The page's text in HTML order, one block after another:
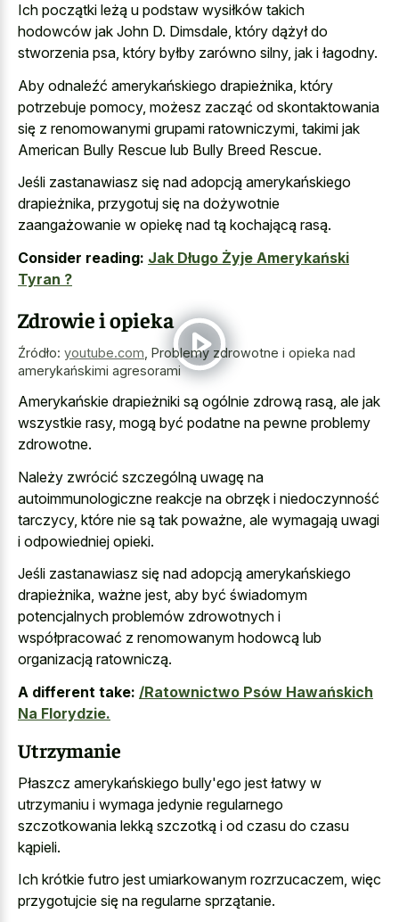
Ich początki leżą u podstaw wysiłków takich
hodowców jak John D. Dimsdale, który dążył do
stworzenia psa, który byłby zarówno silny, jak i łagodny.
Aby odnaleźć amerykańskiego drapieżnika, który
potrzebuje pomocy, możesz zacząć od skontaktowania
się z renomowanymi grupami ratowniczymi, takimi jak
American Bully Rescue lub Bully Breed Rescue.
Jeśli zastanawiasz się nad adopcją amerykańskiego
drapieżnika, przygotuj się na dożywotnie
zaangażowanie w opiekę nad tą kochającą rasą.
Consider reading: Jak Długo Żyje Amerykański
Tyran ?
Zdrowie i opieka
Źródło: youtube.com Problemy zdrowotne i opieka nad
amerykańskimi agresorami
Amerykańskie drapieżniki są ogólnie zdrową rasą, ale jak
wszystkie rasy, mogą być podatne na pewne problemy
zdrowotne.
Należy zwrócić szczególną uwagę na
autoimmunologiczne reakcje na obrzęk i niedoczynność
tarczycy, które nie są tak poważne, ale wymagają uwagi
i odpowiedniej opieki.
Jeśli zastanawiasz się nad adopcją amerykańskiego
drapieżnika, ważne jest, aby być świadomym
potencjalnych problemów zdrowotnych i
współpracować z renomowanym hodowcą lub
organizacją ratowniczą.
A different take: /Ratownictwo Psów Hawańskich
Na Florydzie.
Utrzymanie
Płaszcz amerykańskiego bully'ego jest łatwy w
utrzymaniu i wymaga jedynie regularnego
szczotkowania lekką szczotką i od czasu do czasu
kąpieli.
Ich krótkie futro jest umiarkowanym rozrzucaczem, więc
przygotujcie się na regularne sprzątanie.